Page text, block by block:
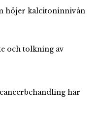
höjer kalcitoninnivån
och tolkning av
har